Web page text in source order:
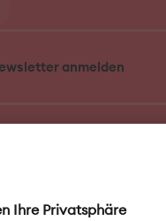
anmelden
Fragen Kontakt